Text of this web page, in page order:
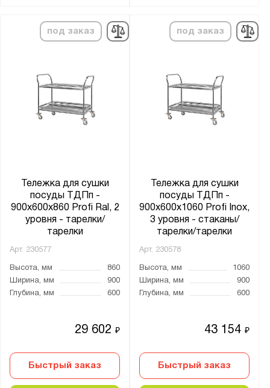
под заказ
Тележка для сушки
посуды ТДПп -
900x600x860 Profi Ral, 2
уровня - тарелки/
тарелки
Арт. 230577
Высота, мм
860
Ширина, мм
900
Глубина, мм
600
29 602₽
Быстрый заказ
под заказ
Тележка для сушки
посуды ТДПп -
900x600x1060 Profi Inox,
3 уровня - стаканы/
тарелки/тарелки
Арт. 230578
Высота, мм
1060
Ширина, мм
900
Глубина, мм
600
43 154₽
Быстрый заказ